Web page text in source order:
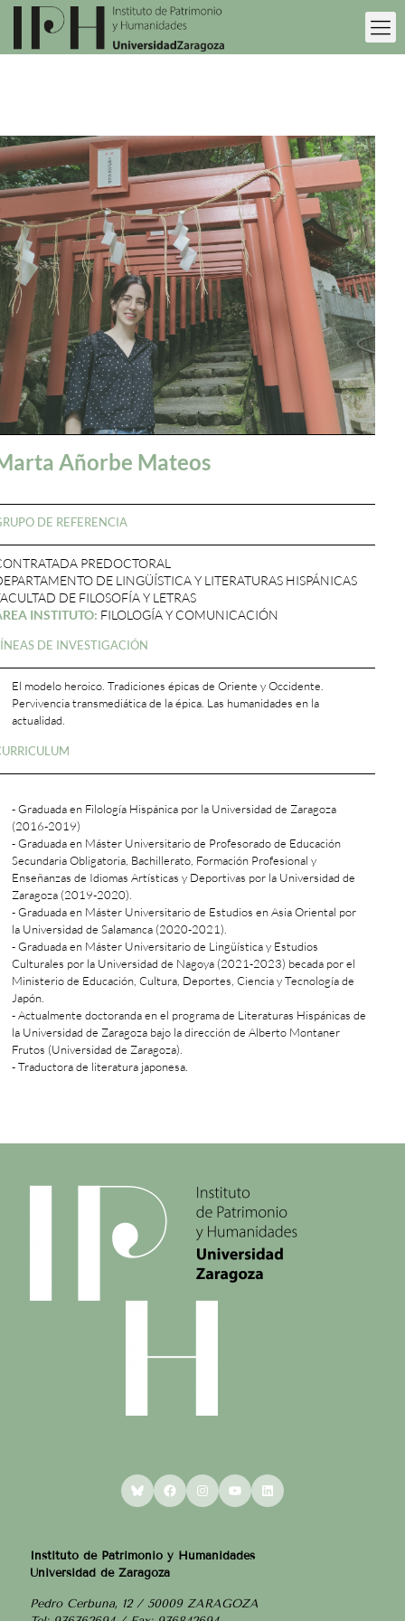
Añorbe Mateos
DE REFERENCIA
PREDOCTORAL
DE LINGÜÍSTICA Y LITERATURAS HISPÁNICAS
DE FILOSOFÍA Y LETRAS
INSTITUTO: FILOLOGÍA Y COMUNICACIÓN
DE INVESTIGACIÓN
El modelo heroico. Tradiciones épicas de Oriente y Occidente.
Pervivencia transmediática de la épica. Las humanidades en la
actualidad.
- Graduada en Filología Hispánica por la Universidad de Zaragoza
(2016-2019)
- Graduada en Máster Universitario de Profesorado de Educación
Secundaria Obligatoria, Bachillerato, Formación Profesional y
Enseñanzas de Idiomas Artísticas y Deportivas por la Universidad de
Zaragoza (2019-2020).
- Graduada en Máster Universitario de Estudios en Asia Oriental por
la Universidad de Salamanca (2020-2021).
- Graduada en Máster Universitario de Lingüística y Estudios
Culturales por la Universidad de Nagoya (2021-2023) becada por el
Ministerio de Educación, Cultura, Deportes, Ciencia y Tecnología de
Japón.
- Actualmente doctoranda en el programa de Literaturas Hispánicas de
la Universidad de Zaragoza bajo la dirección de Alberto Montaner
Frutos (Universidad de Zaragoza).
- Traductora de literatura japonesa.
BlueskyFacebookInstagram
YouTubeLinkedIn
Instituto de Patrimonio y Humanidades
Universidad de Zaragoza
Pedro Cerbuna, 12 / 50009 ZARAGOZA